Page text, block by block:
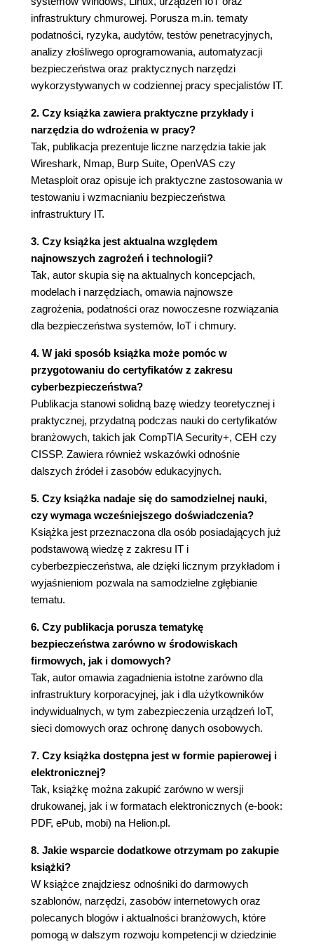
zagrożenia
Proces oceny zagrożeń
Kiedy należy wykonać sprawdzenie pod
kątem podatności?
Rodzaje podatności
Podatności w zabezpieczeniach USB HID
Rodzaje ataków USB HID
Fałszywe poczucie bezpieczeństwa
Ochrona przed atakami USB HID
Zarządzanie ryzykiem związanym z
cyberbezpieczeństwem
Identyfikacja ryzyka
Ocena ryzyka
Monitorowanie ryzyka
Ramy cyberbezpieczeństwa NIST
Identyfikacja
Ochrona
Wykrywanie
Reakcja
Tworzenie skutecznego planu ciągłości działania
(BCP)
Tworzenie analizy wpływu na biznes (BIA)
Planowanie ciągłości działania (BCP)
Wdrażanie najlepszego w swojej klasie DRP
Tworzenie DRP
Podsumowanie
Lektura uzupełniająca
Rozdział 3. Zasady, procedury, zgodność i audyty
Tworzenie światowej klasy zasad i procedur
dotyczących cyberbezpieczeństwa
Zasady związane z cyberbezpieczeństwem
Procedury związane z
Metoda CUDSE
Zrozumienie i osiągnięcie zgodności
Rodzaje regulacji
Osiągnięcie zgodności
Eksplorowanie, tworzenie audytów i zarządzanie
nimi
Wewnętrzne audyty cyberbezpieczeństwa
cybernetycznego
Zarządzanie danymi podczas audytów
Rodzaje audytów cyberbezpieczeństwa
Kiedy przeprowadzać audyt?
Zastosowanie CMM
Charakterystyka dobrego CMM
Analizowanie rezultatów
Zalety CMM
Podsumowanie
infrastruktury chmurowej. Porusza m.in. tematy
podatności, ryzyka, audytów, testów penetracyjnych,
analizy złośliwego oprogramowania, automatyzacji
bezpieczeństwa oraz praktycznych narzędzi
wykorzystywanych w codziennej pracy specjalistów IT.
2. Czy książka zawiera praktyczne przykłady i
narzędzia do wdrożenia w pracy?
Tak, publikacja prezentuje liczne narzędzia takie jak
Wireshark, Nmap, Burp Suite, OpenVAS czy
Metasploit oraz opisuje ich praktyczne zastosowania w
testowaniu i wzmacnianiu bezpieczeństwa
infrastruktury IT.
3. Czy książka jest aktualna względem
najnowszych zagrożeń i technologii?
Tak, autor skupia się na aktualnych koncepcjach,
modelach i narzędziach, omawia najnowsze
zagrożenia, podatności oraz nowoczesne rozwiązania
dla bezpieczeństwa systemów, IoT i chmury.
4. W jaki sposób książka może pomóc w
przygotowaniu do certyfikatów z zakresu
cyberbezpieczeństwa?
Publikacja stanowi solidną bazę wiedzy teoretycznej i
praktycznej, przydatną podczas nauki do certyfikatów
branżowych, takich jak CompTIA Security+, CEH czy
CISSP. Zawiera również wskazówki odnośnie
dalszych źródeł i zasobów edukacyjnych.
5. Czy książka nadaje się do samodzielnej nauki,
czy wymaga wcześniejszego doświadczenia?
Książka jest przeznaczona dla osób posiadających już
podstawową wiedzę z zakresu IT i
cyberbezpieczeństwa, ale dzięki licznym przykładom i
wyjaśnieniom pozwala na samodzielne zgłębianie
tematu.
6. Czy publikacja porusza tematykę
bezpieczeństwa zarówno w środowiskach
firmowych, jak i domowych?
Tak, autor omawia zagadnienia istotne zarówno dla
infrastruktury korporacyjnej, jak i dla użytkowników
indywidualnych, w tym zabezpieczenia urządzeń IoT,
sieci domowych oraz ochronę danych osobowych.
7. Czy książka dostępna jest w formie papierowej i
elektronicznej?
Tak, książkę można zakupić zarówno w wersji
drukowanej, jak i w formatach elektronicznych (e-book:
PDF, ePub, mobi) na Helion.pl.
8. Jakie wsparcie dodatkowe otrzymam po zakupie
książki?
W książce znajdziesz odnośniki do darmowych
szablonów, narzędzi, zasobów internetowych oraz
polecanych blogów i aktualności branżowych, które
pomogą w dalszym rozwoju kompetencji w dziedzinie